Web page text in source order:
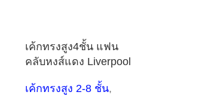
เค้กทรงสูง4ชั้น แฟน
คลับหงส์แดง Liverpool
เค้กทรงสูง 2-8 ชั้น,